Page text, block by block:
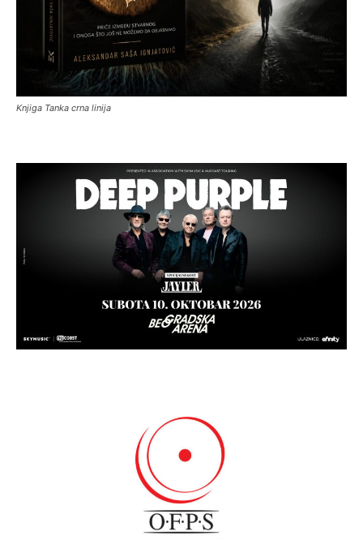
Knjiga Tanka crna linija